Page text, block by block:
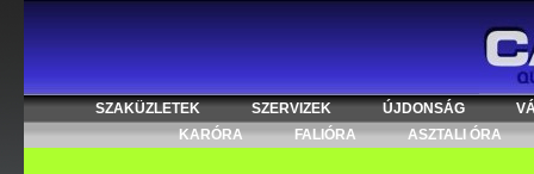
SZAKÜZLETEK SZERVIZEK ÚJDONSÁG
KARÓRA
FALIÓRA ASZTALI ÓRA